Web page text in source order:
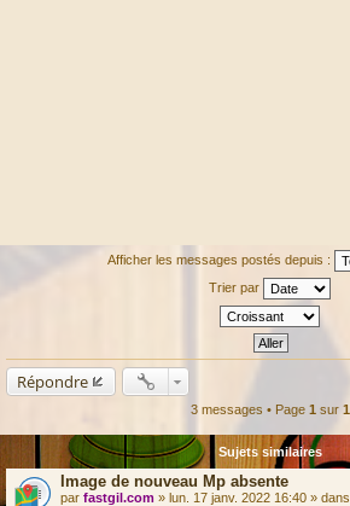
Afficher les messages postés depuis :
Trier par
Répondre
3 messages • Page 1 sur 1
Sujets similaires
Image de nouveau Mp absente
par fastgil.com » lun. 17 janv. 2022 16:40 » dans